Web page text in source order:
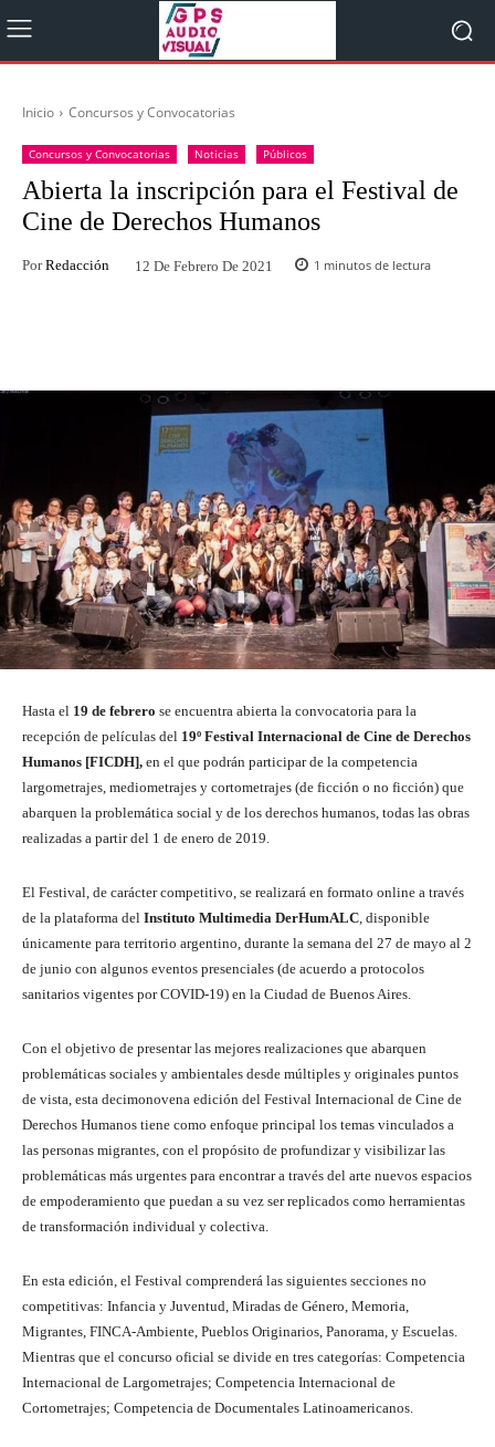
Inicio Concursos y Convocatorias
Concursos y Convocatorias Noticias Públicos
Abierta la inscripción para el Festival de
Cine de Derechos Humanos
Por Redacción 12 De Febrero De 2021 1 minutos de lectura
Hasta el 19 de febrero se encuentra abierta la convocatoria para la
recepción de películas del 19º Festival Internacional de Cine de Derechos
Humanos [FICDH], en el que podrán participar de la competencia
largometrajes, mediometrajes y cortometrajes (de ficción o no ficción) que
abarquen la problemática social y de los derechos humanos, todas las obras
realizadas a partir del 1 de enero de 2019.
El Festival, de carácter competitivo, se realizará en formato online a través
de la plataforma del Instituto Multimedia DerHumALC, disponible
únicamente para territorio argentino, durante la semana del 27 de mayo al 2
de junio con algunos eventos presenciales (de acuerdo a protocolos
sanitarios vigentes por COVID-19) en la Ciudad de Buenos Aires.
Con el objetivo de presentar las mejores realizaciones que abarquen
problemáticas sociales y ambientales desde múltiples y originales puntos
de vista, esta decimonovena edición del Festival Internacional de Cine de
Derechos Humanos tiene como enfoque principal los temas vinculados a
las personas migrantes, con el propósito de profundizar y visibilizar las
problemáticas más urgentes para encontrar a través del arte nuevos espacios
de empoderamiento que puedan a su vez ser replicados como herramientas
de transformación individual y colectiva.
En esta edición, el Festival comprenderá las siguientes secciones no
competitivas: Infancia y Juventud, Miradas de Género, Memoria,
Migrantes, FINCA-Ambiente, Pueblos Originarios, Panorama, y Escuelas.
Mientras que el concurso oficial se divide en tres categorías: Competencia
Internacional de Largometrajes; Competencia Internacional de
Cortometrajes; Competencia de Documentales Latinoamericanos.